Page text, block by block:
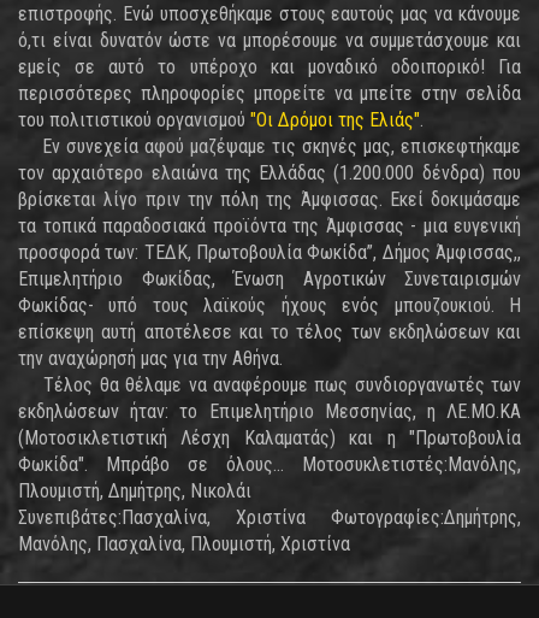
επιστροφής. Ενώ υποσχεθήκαμε στους εαυτούς μας να κάνουμε
ό,τι είναι δυνατόν ώστε να μπορέσουμε να συμμετάσχουμε και
εμείς σε αυτό το υπέροχο και μοναδικό οδοιπορικό! Για
περισσότερες πληροφορίες μπορείτε να μπείτε στην σελίδα
του πολιτιστικού οργανισμού "Οι Δρόμοι της Ελιάς".
Εν συνεχεία αφού μαζέψαμε τις σκηνές μας, επισκεφτήκαμε
τον αρχαιότερο ελαιώνα της Ελλάδας (1.200.000 δένδρα) που
βρίσκεται λίγο πριν την πόλη της Άμφισσας. Εκεί δοκιμάσαμε
τα τοπικά παραδοσιακά προϊόντα της Άμφισσας - μια ευγενική
προσφορά των: ΤΕΔΚ, Πρωτοβουλία Φωκίδα”, Δήµος Άµφισσας,,
Επιµελητήριο Φωκίδας, Ένωση Αγροτικών Συνεταιρισµών
Φωκίδας- υπό τους λαϊκούς ήχους ενός μπουζουκιού. Η
επίσκεψη αυτή αποτέλεσε και το τέλος των εκδηλώσεων και
την αναχώρησή μας για την Αθήνα.
Τέλος θα θέλαμε να αναφέρουμε πως συνδιοργανωτές των
εκδηλώσεων ήταν: το Επιμελητήριο Μεσσηνίας, η ΛΕ.ΜΟ.ΚΑ
(Μοτοσικλετιστική Λέσχη Καλαματάς) και η "Πρωτοβουλία
Φωκίδα". Μπράβο σε όλους... Μοτοσυκλετιστές:Μανόλης,
Πλουμιστή, Δημήτρης, Νικολάι
Συνεπιβάτες:Πασχαλίνα, Χριστίνα Φωτογραφίες:Δημήτρης,
Μανόλης, Πασχαλίνα, Πλουμιστή, Χριστίνα